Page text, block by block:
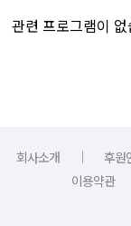
관련 프로그램이
회사소개 ｜ 후원
이용약관